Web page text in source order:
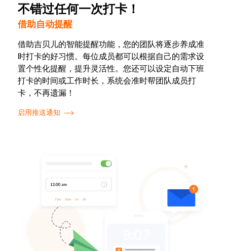
不错过任何一次打卡！
借助自动提醒
借助吉贝儿的智能提醒功能，您的团队将逐步养成准
时打卡的好习惯。每位成员都可以根据自己的需求设
置个性化提醒，提升灵活性。您还可以设定自动下班
打卡的时间或工作时长，系统会准时帮团队成员打
卡，不再遗漏！
启用推送通知